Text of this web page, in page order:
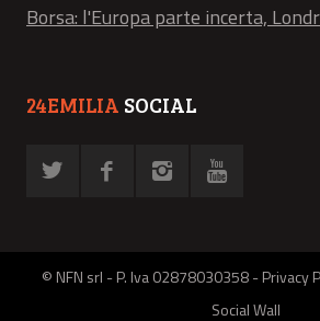
Borsa: l'Europa parte incerta,
24EMILIA SOCIAL
© NFN srl - P. Iva 02878030358 -Privacy
Social Wall